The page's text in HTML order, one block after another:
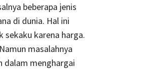
beberapa jenis
di dunia. Hal ini
sekaku karena harga.
masalahnya
dalam menghargai